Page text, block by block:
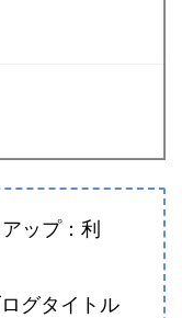
ップ：利
グタイトル